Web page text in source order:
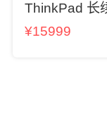
ThinkPad 长
¥15999